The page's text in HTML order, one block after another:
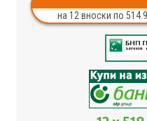
на 12 вноски по